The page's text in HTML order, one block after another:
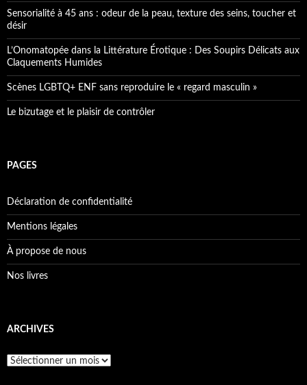
Sensorialité à 45 ans : odeur de la peau, texture des seins, toucher et
désir
L’Onomatopée dans la Littérature Érotique : Des Soupirs Délicats aux
Claquements Humides
Scènes LGBTQ+ ENF sans reproduire le « regard masculin »
Le bizutage et le plaisir de contrôler
PAGES
Déclaration de confidentialité
Mentions légales
À propose de nous
Nos livres
ARCHIVES
Archives